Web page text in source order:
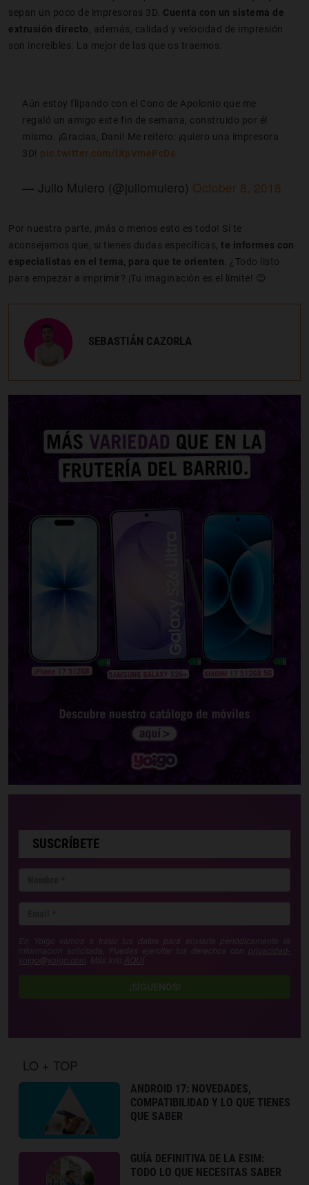
sepan un poco de impresoras 3D. Cuenta con un sistema de
extrusión directo , además, calidad y velocidad de impresión
son increíbles. La mejor de las que os traemos.
Aún estoy flipando con el Cono de Apolonio que me
regaló un amigo este fin de semana, construido por él
mismo. ¡Gracias, Dani! Me reitero: ¡quiero una impresora
3D! pic.twitter.com/lXpVmePcDs
— Julio Mulero (@juliomulero) October 8, 2018
Por nuestra parte, ¡más o menos esto es todo! Sí te
aconsejamos que, si tienes dudas específicas, te informes con
especialistas en el tema, para que te orienten . ¿Todo listo
para empezar a imprimir? ¡Tu imaginación es el límite! 😊
SEBASTIÁN CAZORLA
SUSCRÍBETE
En Yoigo vamos a tratar tus datos para enviarte periódicamente la
información solicitada. Puedes ejercitar tus derechos con privacidad-
yoigo@yoigo.com . Más Info AQUÍ
¡SÍGUENOS!
LO + TOP
ANDROID 17: NOVEDADES,
COMPATIBILIDAD Y LO QUE TIENES
QUE SABER
GUÍA DEFINITIVA DE LA ESIM:
TODO LO QUE NECESITAS SABER